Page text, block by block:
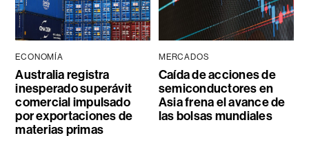
ECONOMÍA
Australia registra
inesperado superávit
comercial impulsado
por exportaciones de
materias primas
MERCADOS
Caída de acciones de
semiconductores en
Asia frena el avance de
las bolsas mundiales